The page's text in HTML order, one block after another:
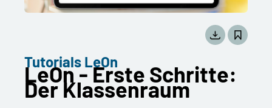
Tutorials LeOn
LeOn - Erste Schritte:
Der Klassenraum